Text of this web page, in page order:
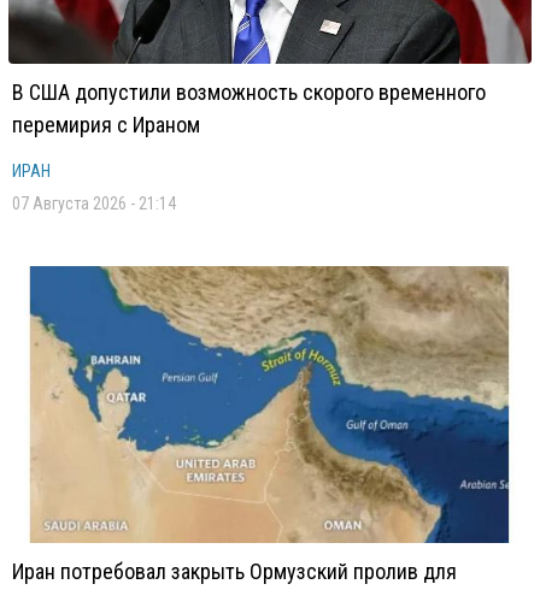
В США допустили возможность скорого временного
перемирия с Ираном
ИРАН
07 Августа 2026 - 21:14
Иран потребовал закрыть Ормузский пролив для